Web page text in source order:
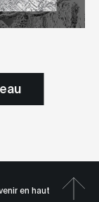
en haut